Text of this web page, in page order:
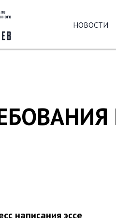
НОВОСТИ
написания эссе